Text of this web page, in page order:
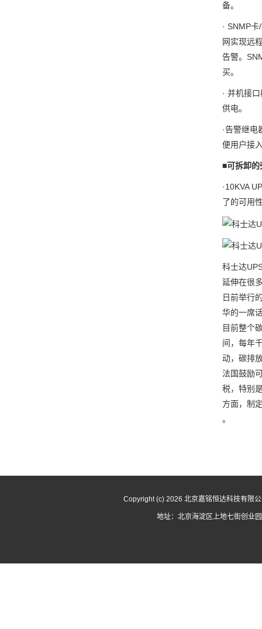
备。
· SNMP
网实现远
告警。
买。
· 并机接
供电。
·告警继
便用户接
■可拆卸的
·10KVA
了的可用
科士达
延伸在很
日前举行
华的一席
目前整个
间，每年
动，碳排
法国鼓励
税，特别
方面，制
。
Copyright (c) 2026 北京嘉铭恒达科技有限
地址：北京海淀区上地七街创